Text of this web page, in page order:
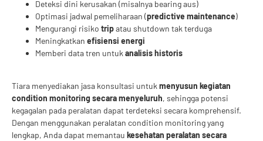
Deteksi dini kerusakan (misalnya bearing aus)
Optimasi jadwal pemeliharaan (predictive maintenance)
Mengurangi risiko tripatau shutdown tak terduga
Meningkatkan efisiensi energi
Memberi data tren untuk analisis historis
Tiara menyediakan jasa konsultasi untuk menyusun kegiatan
condition monitoring secara menyeluruh, sehingga potensi
kegagalan pada peralatan dapat terdeteksi secara komprehensif.
Dengan menggunakan peralatan condition monitoring yang
lengkap, Anda dapat memantau kesehatan peralatan secara